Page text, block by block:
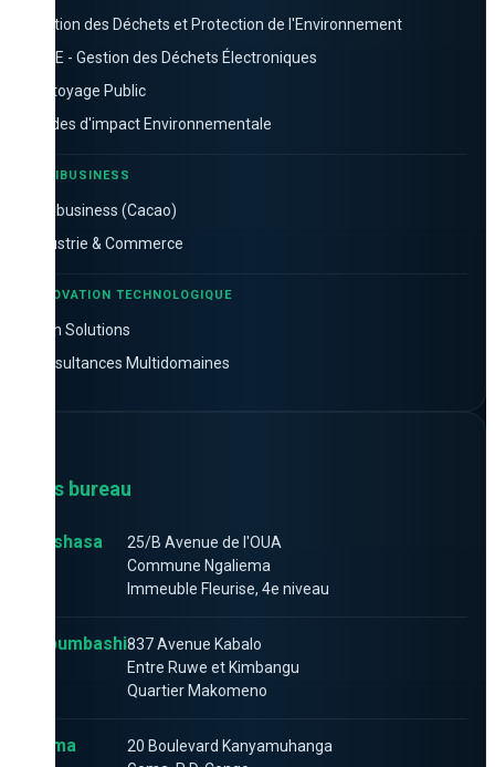
Gestion des Déchets et Protection de l'Environnement
DEEE - Gestion des Déchets Électroniques
Nettoyage Public
Études d'impact Environnementale
AGRIBUSINESS
Agribusiness (Cacao)
Industrie & Commerce
INNOVATION TECHNOLOGIQUE
Tech Solutions
Consultances Multidomaines
Nos bureau
Kinshasa
25/B Avenue de l'OUA
Commune Ngaliema
Immeuble Fleurise, 4e niveau
Lubumbashi837 Avenue Kabalo
Entre Ruwe et Kimbangu
Quartier Makomeno
Goma
20 Boulevard Kanyamuhanga